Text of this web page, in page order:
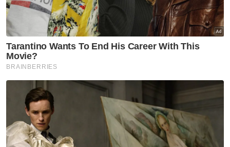
Pelaburan Tidak Wujud
Jenayah
Artikel Disyorkan